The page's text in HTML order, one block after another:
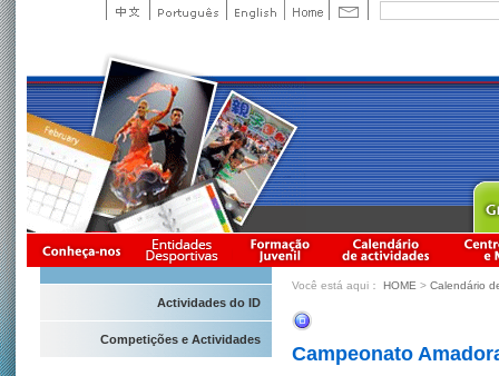
Actividades do ID
Competições e Actividades
Você está aqui： HOME > Calendário
Campeonato